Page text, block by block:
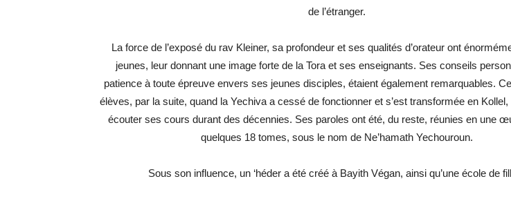
de l’étranger.
La force de l’exposé du rav Kleiner, sa profondeur et ses qualités d’orateur ont
jeunes, leur donnant une image forte de la Tora et ses enseignants. Ses conseils
patience à toute épreuve envers ses jeunes disciples, étaient également remarquables.
élèves, par la suite, quand la Yechiva a cessé de fonctionner et s’est transformée en
écouter ses cours durant des décennies. Ses paroles ont été, du reste, réunies en une
quelques 18 tomes, sous le nom de Ne’hamath Yechouroun.
Sous son influence, un ‘héder a été créé à Bayith Végan, ainsi qu’une école de